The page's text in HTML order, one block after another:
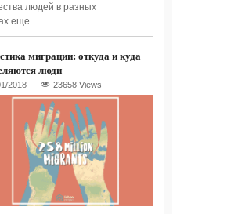
людей в разных
еще
миграции: откуда и куда
люди
23658 Views